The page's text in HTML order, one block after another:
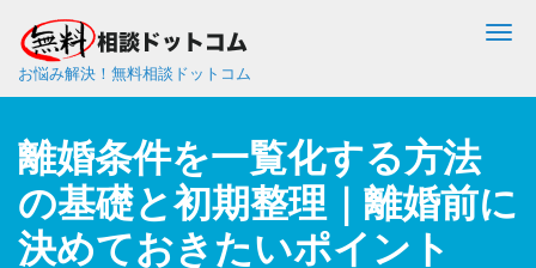
お悩み解決！無料相談ドットコム
離婚条件を一覧化する方法
の基礎と初期整理｜離婚前に
決めておきたいポイント